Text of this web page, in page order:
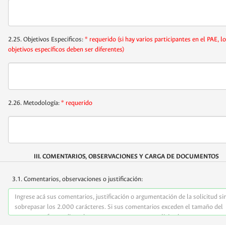
2.25. Objetivos Especificos:* requerido (si hay varios participantes en el PAE,
objetivos específicos deben ser diferentes)
2.26. Metodología:* requerido
III. COMENTARIOS, OBSERVACIONES Y CARGA DE DOCUMENTOS
3.1. Comentarios, observaciones o justificación: